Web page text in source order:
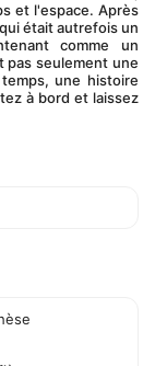
et l'espace. Après
était autrefois un
comme un
pas seulement une
une histoire
à bord et laissez